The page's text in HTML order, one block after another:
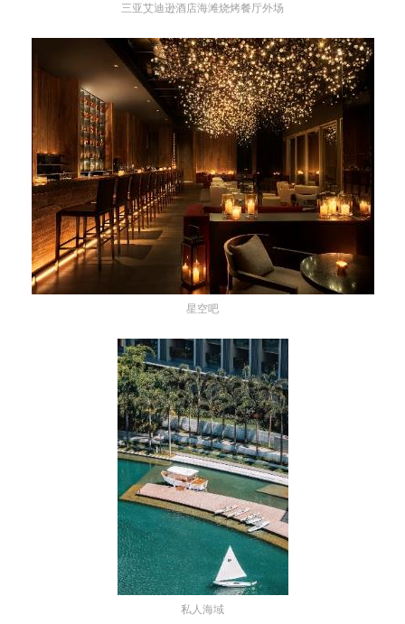
三亚艾迪逊酒店海滩烧烤餐厅外场
星空吧
私人海域